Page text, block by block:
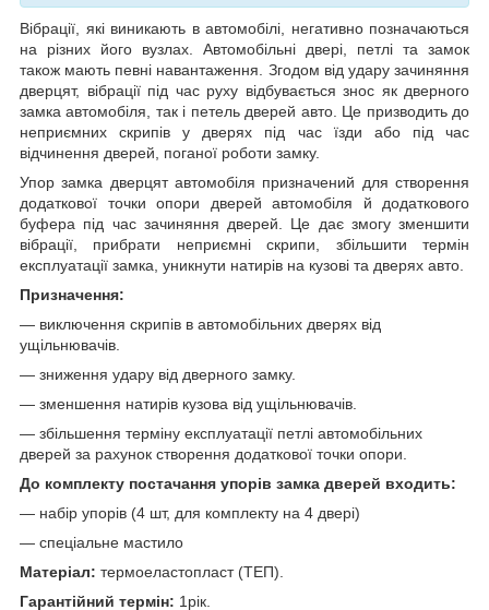
Вібрації, які виникають в автомобілі, негативно позначаються
на різних його вузлах. Автомобільні двері, петлі та замок
також мають певні навантаження. Згодом від удару зачиняння
дверцят, вібрації під час руху відбувається знос як дверного
замка автомобіля, так і петель дверей авто. Це призводить до
неприємних скрипів у дверях під час їзди або під час
відчинення дверей, поганої роботи замку.
Упор замка дверцят автомобіля призначений для створення
додаткової точки опори дверей автомобіля й додаткового
буфера під час зачиняння дверей. Це дає змогу зменшити
вібрації, прибрати неприємні скрипи, збільшити термін
експлуатації замка, уникнути натирів на кузові та дверях авто.
Призначення:
— виключення скрипів в автомобільних дверях від
ущільнювачів.
— зниження удару від дверного замку.
— зменшення натирів кузова від ущільнювачів.
— збільшення терміну експлуатації петлі автомобільних
дверей за рахунок створення додаткової точки опори.
До комплекту постачання упорів замка дверей входить:
— набір упорів (4 шт, для комплекту на 4 двері)
— спеціальне мастило
Матеріал: термоеластопласт (ТЕП).
Гарантійний термін: 1рік.